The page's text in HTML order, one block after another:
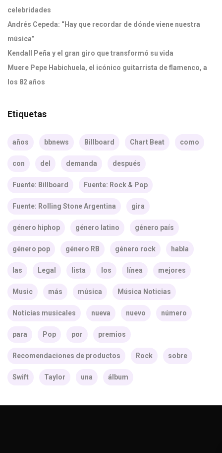
celebridades
Andrés Cepeda: “Hay que recordar de dónde viene nuestra
música”
Kendall Peña y el gran giro que transformó su vida
Muere Pepe Habichuela, el icónico guitarrista de flamenco, a
los 82 años
Etiquetas
años bbnews Billboard Chart Beat como
con del demanda después
Fuente: Billboard Fuente: Rock & Pop
Fuente: Rolling Stone Argentina gira
género hiphop género latino género país
género pop género RB género rock habla
las Legal lista los línea mejores
Music más música Música Noticias
Noticias musicales nueva nuevo número
para Pop por premios
Recomendaciones de productos Rock sobre
Swift Taylor una álbum